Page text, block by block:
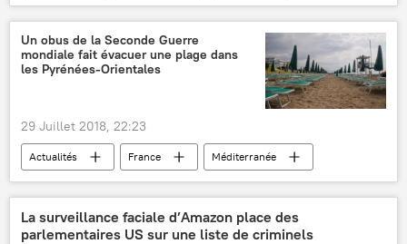
Jeux militaires internationaux 2018
biathlon en chars
Un obus de la Seconde Guerre
mondiale fait évacuer une plage dans
les Pyrénées-Orientales
29 Juillet 2018, 22:23
Actualités France
Méditerranée
Pyrénées-Orientales
Seconde Guerre mondiale
La surveillance faciale d’Amazon place des
parlementaires US sur une liste de criminels